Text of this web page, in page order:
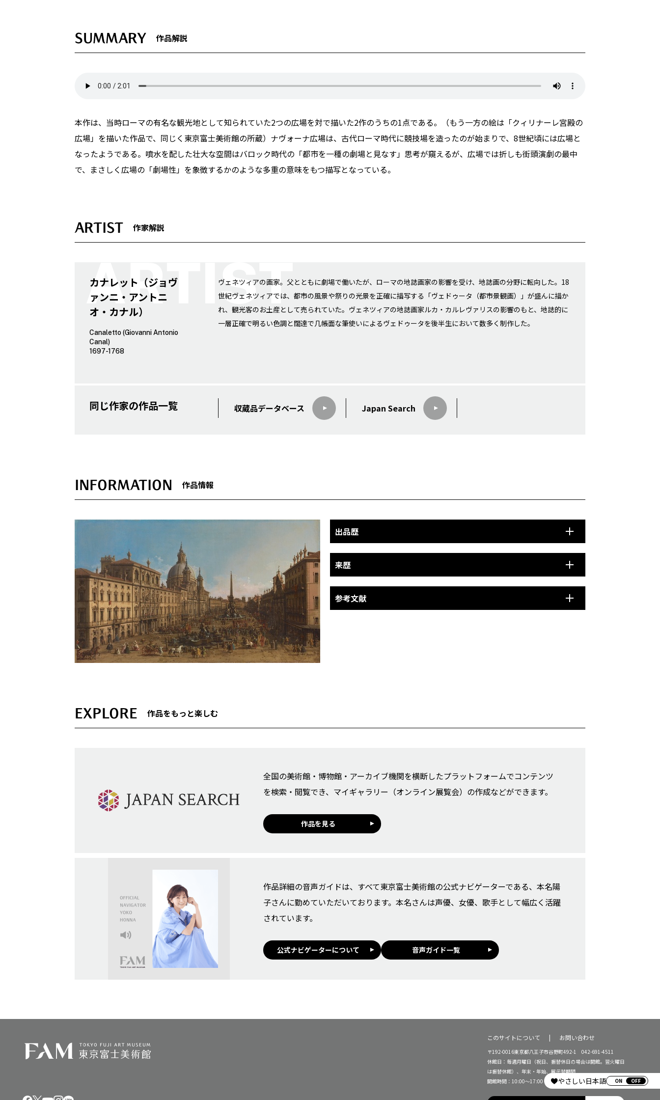
やさしい日本語 ON
SUMMARY 作品解説
本作は、当時ローマの有名な観光地として知られていた2つの広場を対で描いた2作のうちの1点である。（もう一方の絵は「クィリナーレ宮殿の
広場」を描いた作品で、同じく東京富士美術館の所蔵）ナヴォーナ広場は、古代ローマ時代に競技場を造ったのが始まりで、8世紀頃には広場と
なったようである。噴水を配した壮大な空間はバロック時代の「都市を一種の劇場と見なす」思考が窺えるが、広場では折しも街頭演劇の最中
で、まさしく広場の「劇場性」を象徴するかのような多重の意味をもつ描写となっている。
ARTIST 作家解説
カナレット（ジョヴ
ァンニ・アントニ
オ・カナル）
Canaletto (Giovanni Antonio
Canal)
1697-1768
ヴェネツィアの画家。父とともに劇場で働いたが、ローマの地誌画家の影響を受け、地誌画の分野に転向した。18
世紀ヴェネツィアでは、都市の風景や祭りの光景を正確に描写する「ヴェドゥータ（都市景観画）」が盛んに描か
れ、観光客のお土産として売られていた。ヴェネツィアの地誌画家ルカ・カルレヴァリスの影響のもと、地誌的に
一層正確で明るい色調と闊達で几帳面な筆使いによるヴェドゥータを後半生において数多く制作した。
同じ作家の作品一覧 収蔵品データベース Japan Search
INFORMATION 作品情報
出品歴
来歴
参考文献
EXPLORE 作品をもっと楽しむ
全国の美術館・博物館・アーカイブ機関を横断したプラットフォームでコンテンツ
を検索・閲覧でき、マイギャラリー（オンライン展覧会）の作成などができます。
作品を見る
作品詳細の音声ガイドは、すべて東京富士美術館の公式ナビゲーターである、本名陽
子さんに勤めていただいております。本名さんは声優、女優、歌手として幅広く活躍
されています。
公式ナビゲーターについて 音声ガイド一覧
このサイトについて お問い合わせ
〒192-0016東京都八王子市谷野町492-1 042-691-4511
休館日：毎週月曜日（祝日、振替休日の場合は開館。翌火曜日
は振替休館）、年末・年始、展示替期間
開館時間：10:00～17:00（16:30受付終了）